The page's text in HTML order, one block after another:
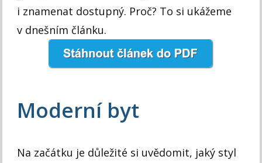
i znamenat dostupný. Proč? To si ukážeme
v dnešním článku.
Moderní byt
Na začátku je důležité si uvědomit, jaký styl